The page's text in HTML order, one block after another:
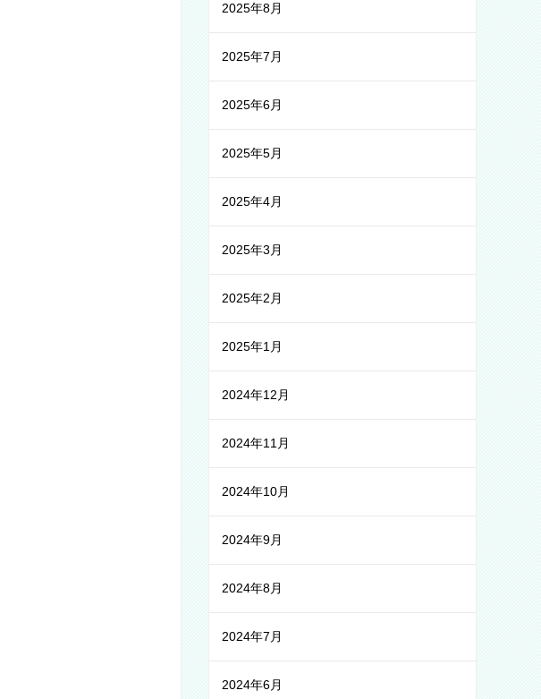
2025年8月
2025年7月
2025年6月
2025年5月
2025年4月
2025年3月
2025年2月
2025年1月
2024年12月
2024年11月
2024年10月
2024年9月
2024年8月
2024年7月
2024年6月